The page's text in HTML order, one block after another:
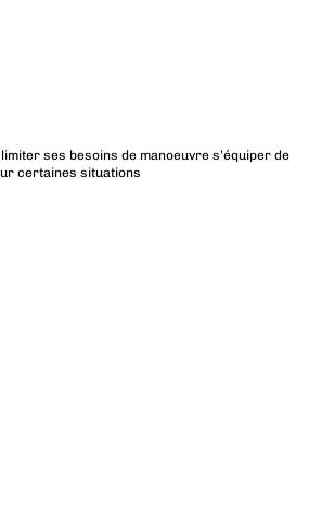
ses besoins de manoeuvre s’équiper de
certaines situations